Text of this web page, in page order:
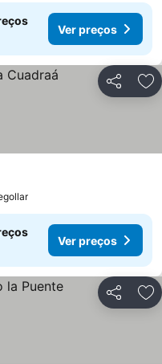
Ver preços
Partilhar
Ver preços
Partilhar